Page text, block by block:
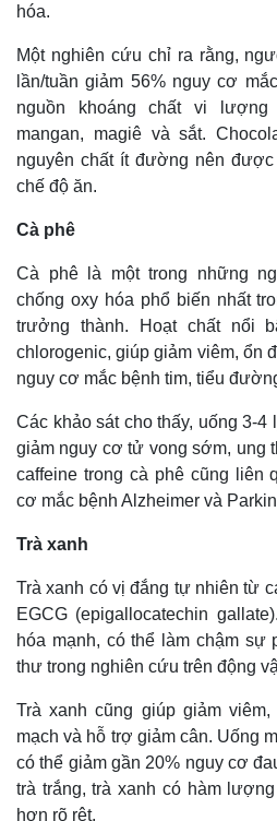
Kinh tế
Khởi nghiệp
hóa.
Một nghiên cứu chỉ ra rằng,
lần/tuần giảm 56% nguy cơ
nguồn khoáng chất vi
mangan, magiê và sắt.
nguyên chất ít đường nên
chế độ ăn.
Cà phê
Cà phê là một trong những
chống oxy hóa phổ biến nhất
trưởng thành. Hoạt chất nổi
chlorogenic, giúp giảm viêm, ổn
nguy cơ mắc bệnh tim, tiểu
Các khảo sát cho thấy, uống 3-4
giảm nguy cơ tử vong sớm, ung
caffeine trong cà phê cũng liên
cơ mắc bệnh Alzheimer và
Trà xanh
Trà xanh có vị đắng tự nhiên từ
EGCG (epigallocatechin
hóa mạnh, có thể làm chậm sự
thư trong nghiên cứu trên động
Trà xanh cũng giúp giảm
mạch và hỗ trợ giảm cân. Uống
có thể giảm gần 20% nguy cơ
trà trắng, trà xanh có hàm
hơn rõ rệt.